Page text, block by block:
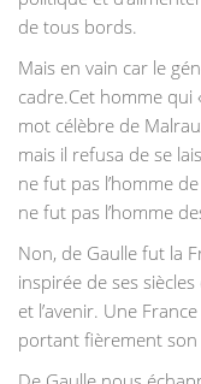
de tous bords.
Mais en vain car le
cadre.Cet homme qui
mot célèbre de
mais il refusa de se
ne fut pas l’homme
ne fut pas l’homme
Non, de Gaulle fut la
inspirée de ses
et l’avenir. Une
portant fièrement